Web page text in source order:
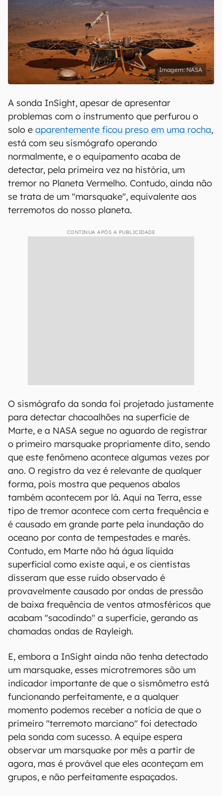
NASA
A sonda InSight, apesar de apresentar
problemas com o instrumento que perfurou o
solo e aparentemente ficou preso em uma rocha,
está com seu sismógrafo operando
normalmente, e o equipamento acaba de
detectar, pela primeira vez na história, um
tremor no Planeta Vermelho. Contudo, ainda não
se trata de um "marsquake", equivalente aos
terremotos do nosso planeta.
CONTINUA APÓS A PUBLICIDADE
O sismógrafo da sonda foi projetado justamente
para detectar chacoalhões na superfície de
Marte, e a NASA segue no aguardo de registrar
o primeiro marsquake propriamente dito, sendo
que este fenômeno acontece algumas vezes por
ano. O registro da vez é relevante de qualquer
forma, pois mostra que pequenos abalos
também acontecem por lá. Aqui na Terra, esse
tipo de tremor acontece com certa frequência e
é causado em grande parte pela inundação do
oceano por conta de tempestades e marés.
Contudo, em Marte não há água líquida
superficial como existe aqui, e os cientistas
disseram que esse ruído observado é
provavelmente causado por ondas de pressão
de baixa frequência de ventos atmosféricos que
acabam "sacodindo" a superfície, gerando as
chamadas ondas de Rayleigh.
E, embora a InSight ainda não tenha detectado
um marsquake, esses microtremores são um
indicador importante de que o sismômetro está
funcionando perfeitamente, e a qualquer
momento podemos receber a notícia de que o
primeiro "terremoto marciano" foi detectado
pela sonda com sucesso. A equipe espera
observar um marsquake por mês a partir de
agora, mas é provável que eles aconteçam em
grupos, e não perfeitamente espaçados.